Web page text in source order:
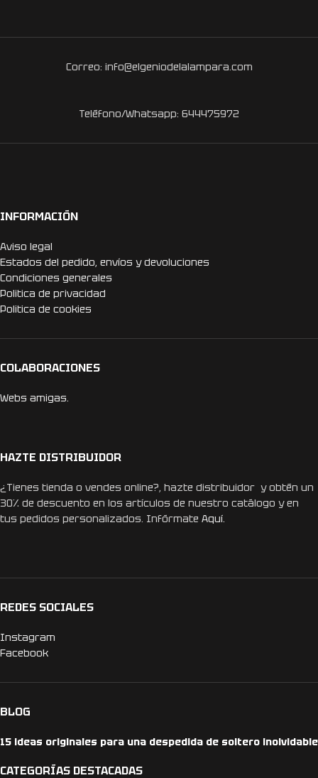
Correo: info@elgeniodelalampara.com
Teléfono/Whatsapp: 644475972
INFORMACIÓN
Aviso legal
Estados del pedido, envíos y devoluciones
Condiciones generales
Politica de privacidad
Politica de cookies
COLABORACIONES
Webs amigas.
HAZTE DISTRIBUIDOR
¿Tienes tienda o vendes online?, hazte distribuidor y obtén un
30% de descuento en los artículos de nuestro catálogo y en
tus pedidos personalizados. Infórmate Aquí.
REDES SOCIALES
Instagram
Facebook
BLOG
15 ideas originales para una despedida de soltero inolvidable
CATEGORÍAS DESTACADAS